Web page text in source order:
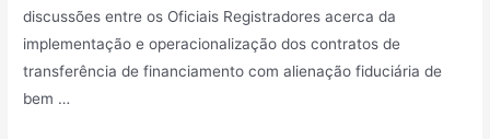
discussões entre os Oficiais Registradores acerca da
implementação e operacionalização dos contratos de
transferência de financiamento com alienação fiduciária de
bem …